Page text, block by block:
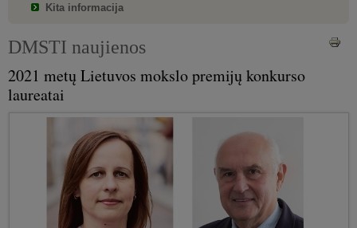
Kita informacija
DMSTI naujienos
2021 metų Lietuvos mokslo premijų konkurso
laureatai